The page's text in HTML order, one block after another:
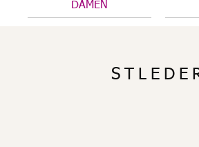
DAMEN